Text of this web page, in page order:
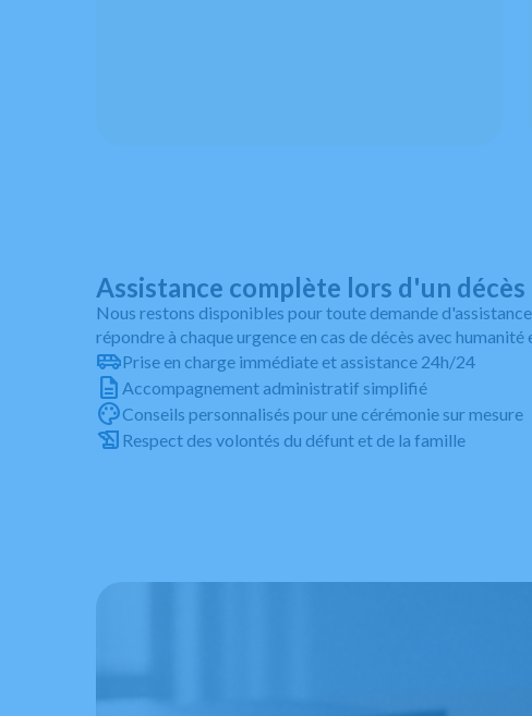
Assistance complète lors d'un décès
Nous restons disponibles pour toute demande
répondre à chaque urgence en cas de décès avec
Prise en charge immédiate et assistance 24h/24
Accompagnement administratif simplifié
Conseils personnalisés pour une cérémonie sur mesure
Respect des volontés du défunt et de la famille